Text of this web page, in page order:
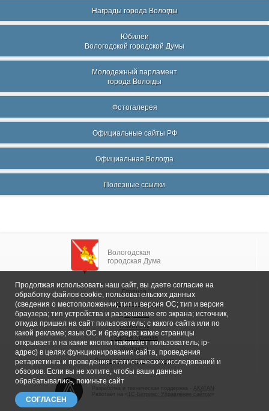
Награды города Вологды
Юбилеи
Вологодской городской Думы
Молодежный парламент
города Вологды
Фотогалерея
Официальные сайты РФ
Официальная Вологда
Полезные ссылки
Вологодская
городская Дума
Главная
Общие сведения
Депутаты
Комитеты
График приема
Контакты
Депутатские объединения
1С-Битрикс: Управление сайтом
Продолжая использовать наш сайт, вы даете согласие на
обработку файлов cookie, пользовательских данных
(сведения о местоположении; тип и версия ОС; тип и версия
браузера; тип устройства и разрешение его экрана; источник,
откуда пришел на сайт пользователь; с какого сайта или по
какой рекламе; язык ОС и браузера; какие страницы
открывает и на какие кнопки нажимает пользователь; ip-
адрес) в целях функционирования сайта, проведения
ретаргетинга и проведения статистических исследований и
обзоров. Если вы не хотите, чтобы ваши данные
обрабатывались, покиньте сайт
СОГЛАСЕН